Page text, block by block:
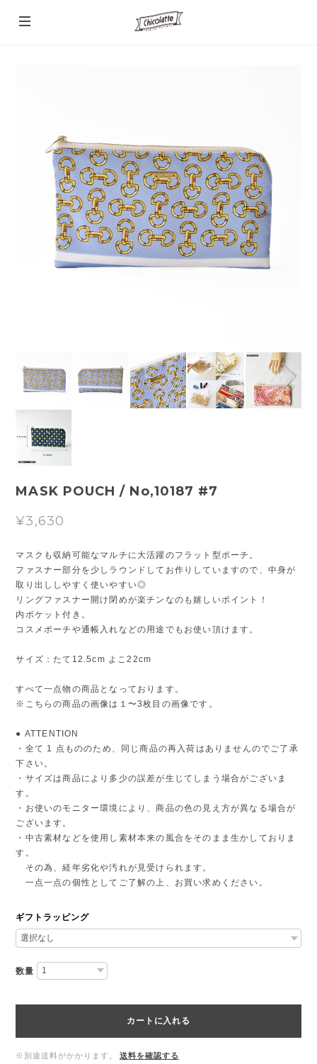
MASK POUCH / No,10187 #7
¥3,630
マスクも収納可能なマルチに大活躍のフラット型ポーチ。
ファスナー部分を少しラウンドしてお作りしていますので、中身が
取り出ししやすく使いやすい◎
リングファスナー開け閉めが楽チンなのも嬉しいポイント！
内ポケット付き。
コスメポーチや通帳入れなどの用途でもお使い頂けます。
サイズ：たて12.5cm よこ22cm
すべて一点物の商品となっております。
※こちらの商品の画像は１〜3枚目の画像です。
● ATTENTION
・全て 1 点もののため、同じ商品の再入荷はありませんのでご了承
下さい。
・サイズは商品により多少の誤差が生じてしまう場合がございま
す。
・お使いのモニター環境により、商品の色の見え方が異なる場合が
ございます。
・中古素材などを使用し素材本来の風合をそのまま生かしておりま
す。
その為、経年劣化や汚れが見受けられます。
一点一点の個性としてご了解の上、お買い求めください。
ギフトラッピング
数量
カートに入れる
※別途送料がかかります。
送料を確認する